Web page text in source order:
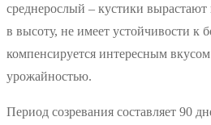
среднерослый – кустики
в высоту, не имеет устойчивости к
компенсируется интересным
урожайностью.
Период созревания составляет 90